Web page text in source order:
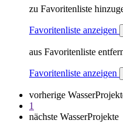
zu Favoritenliste
Favoritenliste anzeigen
aus Favoritenliste
Favoritenliste anzeigen
vorherige
1
nächste WasserProjekte